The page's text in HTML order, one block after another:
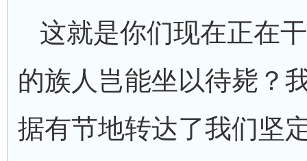
这就是你们现在正在
的族人岂能坐以待毙？
据有节地转达了我们坚